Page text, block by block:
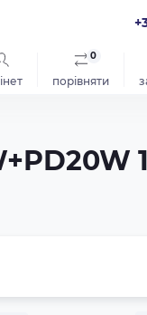
порівняти
0